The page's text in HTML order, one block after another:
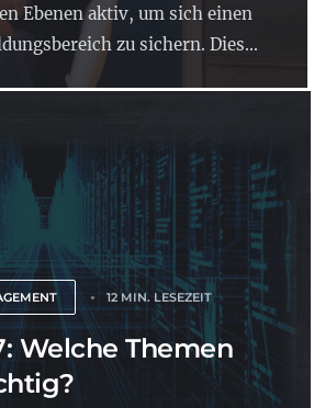
Ebenen aktiv, um sich einen
zu sichern. Dies...
12 MIN. LESEZEIT
Welche Themen